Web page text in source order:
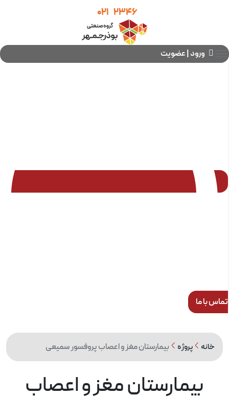
021 2346
ورود | عضویت
با ما
خانه پروژه بیمارستان مغز و اعصاب پروفسور سمیعی
بیمارستان مغز و اعصاب